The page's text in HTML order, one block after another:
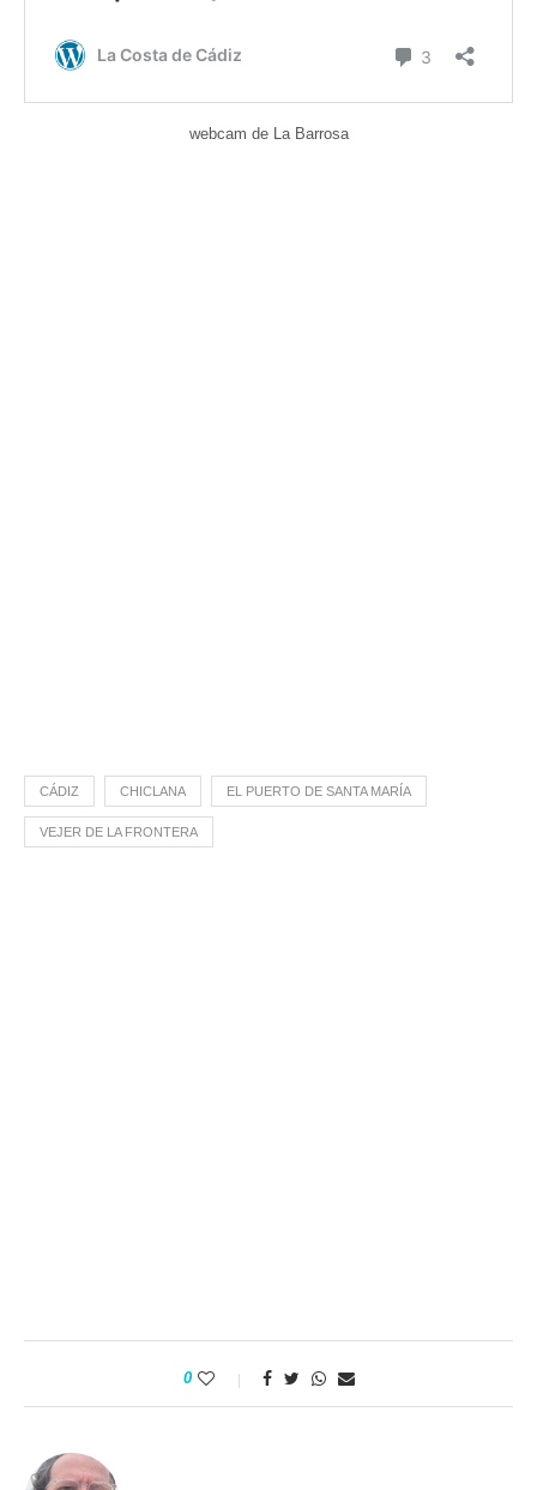
webcam de La Barrosa
CÁDIZ CHICLANA EL PUERTO DE SANTA MARÍA
VEJER DE LA FRONTERA
0